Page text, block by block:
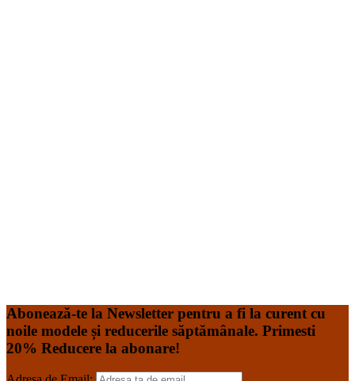
Abonează-te la Newsletter pentru a fi la curent cu
noile modele și reducerile săptămânale. Primesti
20% Reducere la abonare!